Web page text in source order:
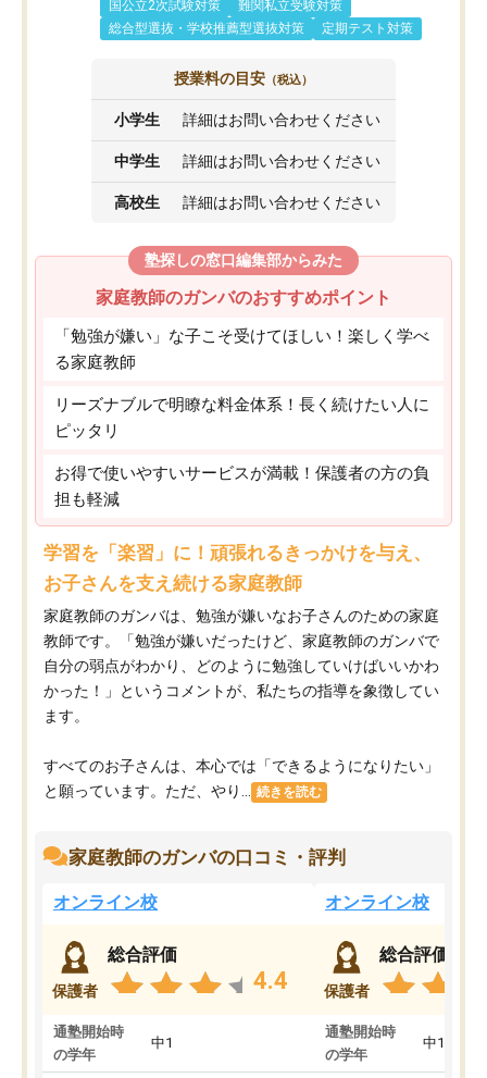
国公立2次試験対策
難関私立受験対策
総合型選抜・学校推薦型選抜対策
定期テスト対策
授業料の目安 （税込）
小学生 詳細はお問い合わせください
中学生 詳細はお問い合わせください
高校生 詳細はお問い合わせください
塾探しの窓口編集部からみた
家庭教師のガンバのおすすめポイント
「勉強が嫌い」な子こそ受けてほしい！楽しく学べ
る家庭教師
リーズナブルで明瞭な料金体系！長く続けたい人に
ピッタリ
お得で使いやすいサービスが満載！保護者の方の負
担も軽減
学習を「楽習」に！頑張れるきっかけを与え、
お子さんを支え続ける家庭教師
家庭教師のガンバは、勉強が嫌いなお子さんのための家庭
教師です。「勉強が嫌いだったけど、家庭教師のガンバで
自分の弱点がわかり、どのように勉強していけばいいかわ
かった！」というコメントが、私たちの指導を象徴してい
ます。
すべてのお子さんは、本心では「できるようになりたい」
と願っています。ただ、やり...
続きを読む
家庭教師のガンバの口コミ・評判
オンライン校
保護者
総合評価
4.4
通塾開始時
の学年
中1
オンライン校
保護者
総合評価
通塾開始時
の学年
中1